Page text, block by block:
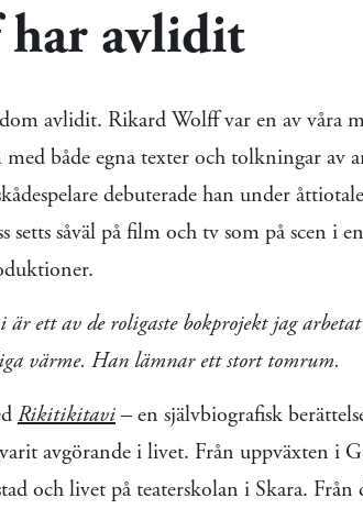
avlidit
avlidit. Rikard Wolff var en av våra
både egna texter och tolkningar av
debuterade han under
setts såväl på film och tv som på scen i
ett av de roligaste bokprojekt jag
värme. Han lämnar ett stort tomrum.
Rikitikitavi – en självbiografisk
avgörande i livet. Från uppväxten i
och livet på teaterskolan i Skara. Från